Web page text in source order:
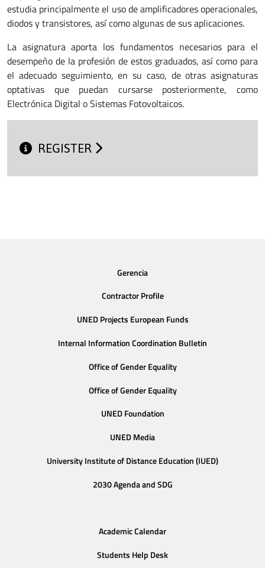
estudia principalmente el uso de amplificadores operacionales,
diodos y transistores, así como algunas de sus aplicaciones.
La asignatura aporta los fundamentos necesarios para el
desempeño de la profesión de estos graduados, así como para
el adecuado seguimiento, en su caso, de otras asignaturas
optativas que puedan cursarse posteriormente, como
Electrónica Digital o Sistemas Fotovoltaicos.
REGISTER
Gerencia
Contractor Profile
UNED Projects European Funds
Internal Information Coordination Bulletin
Office of Gender Equality
Office of Gender Equality
UNED Foundation
UNED Media
University Institute of Distance Education (IUED)
2030 Agenda and SDG
Academic Calendar
Students Help Desk